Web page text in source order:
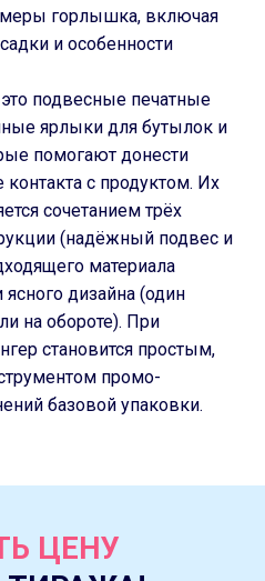
горлышка, включая
и особенности
подвесные печатные
ярлыки для бутылок и
помогают донести
с продуктом. Их
сочетанием трёх
(надёжный подвес и
материала
ясного дизайна (один
на обороте). При
становится простым,
промо-
базовой упаковки.
ЦЕНУ